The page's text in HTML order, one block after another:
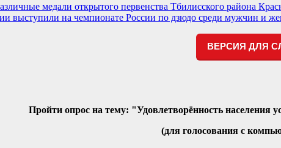
медали открытого первенства Тбилисского района
выступили на чемпионате России по дзюдо среди мужчин и
ВЕРСИЯ ДЛЯ
Пройти опрос на тему: "Удовлетворённость населения
(для голосования с